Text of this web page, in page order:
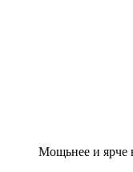
Мощьнее и ярче